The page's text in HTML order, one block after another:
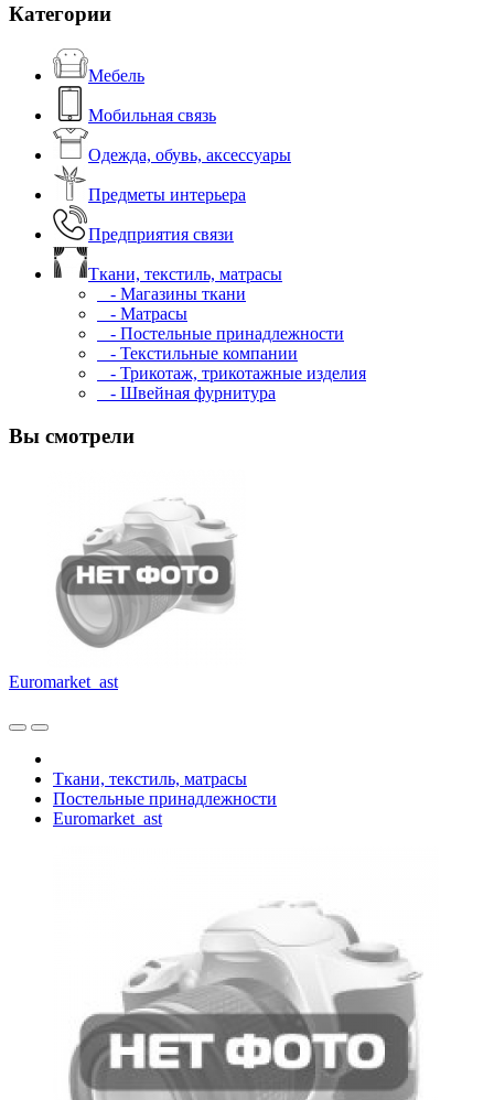
Категории
Мебель
Мобильная связь
Одежда, обувь, аксессуары
Предметы интерьера
Предприятия связи
Ткани, текстиль, матрасы
- Магазины ткани
- Матрасы
- Постельные принадлежности
- Текстильные компании
- Трикотаж, трикотажные изделия
- Швейная фурнитура
Вы смотрели
Euromarket_ast
Ткани, текстиль, матрасы
Постельные принадлежности
Euromarket_ast